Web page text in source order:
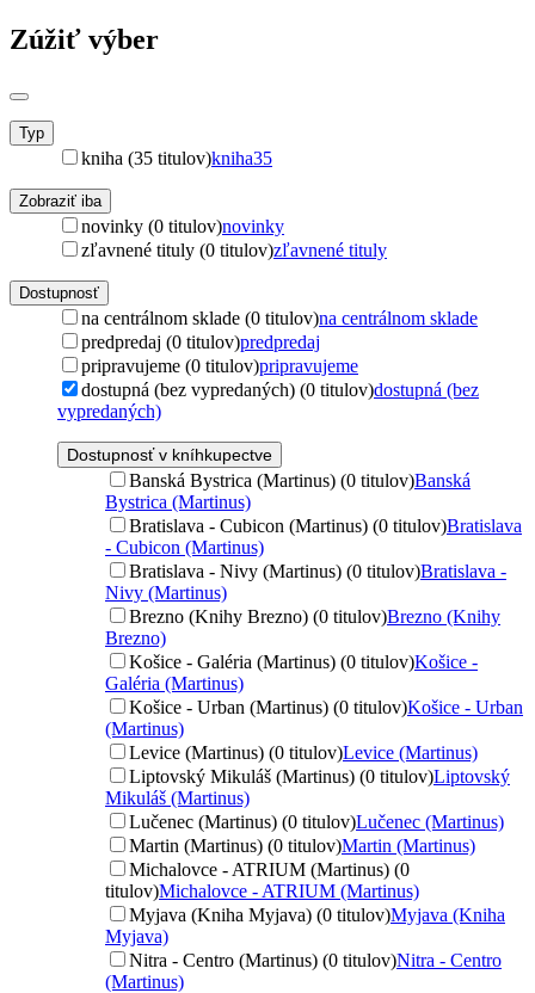
Zúžiť výber
Typ
kniha (35 titulov)kniha35
Zobraziť iba
novinky (0 titulov)novinky
zľavnené tituly (0 titulov)zľavnené tituly
Dostupnosť
na centrálnom sklade (0 titulov)na centrálnom sklade
predpredaj (0 titulov)predpredaj
pripravujeme (0 titulov)pripravujeme
dostupná (bez vypredaných) (0 titulov)dostupná (bez
vypredaných)
Dostupnosť v kníhkupectve
Banská Bystrica (Martinus) (0 titulov)Banská
Bystrica (Martinus)
Bratislava - Cubicon (Martinus) (0 titulov)Bratislava
- Cubicon (Martinus)
Bratislava - Nivy (Martinus) (0 titulov)Bratislava -
Nivy (Martinus)
Brezno (Knihy Brezno) (0 titulov)Brezno (Knihy
Brezno)
Košice - Galéria (Martinus) (0 titulov)Košice -
Galéria (Martinus)
Košice - Urban (Martinus) (0 titulov)Košice - Urban
(Martinus)
Levice (Martinus) (0 titulov)Levice (Martinus)
Liptovský Mikuláš (Martinus) (0 titulov)Liptovský
Mikuláš (Martinus)
Lučenec (Martinus) (0 titulov)Lučenec (Martinus)
Martin (Martinus) (0 titulov)Martin (Martinus)
Michalovce - ATRIUM (Martinus) (0
titulov)Michalovce - ATRIUM (Martinus)
Myjava (Kniha Myjava) (0 titulov)Myjava (Kniha
Myjava)
Nitra - Centro (Martinus) (0 titulov)Nitra - Centro
(Martinus)